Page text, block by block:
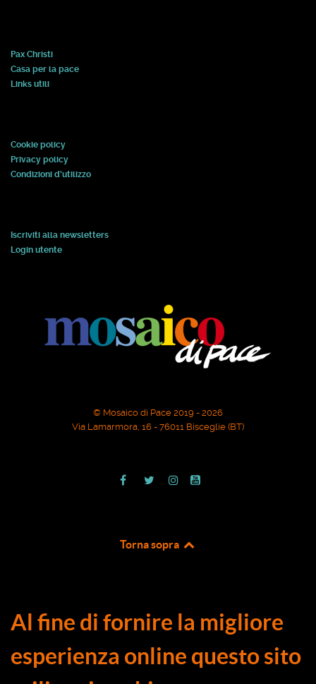
Pax Christi
Casa per la pace
Links utili
Cookie policy
Privacy policy
Condizioni d'utilizzo
Iscriviti alla newsletters
Login utente
© Mosaico di Pace 2019 - 2026
Via Lamarmora, 16 - 76011 Bisceglie (BT)
Torna sopra
Al fine di fornire la migliore
esperienza online questo sito